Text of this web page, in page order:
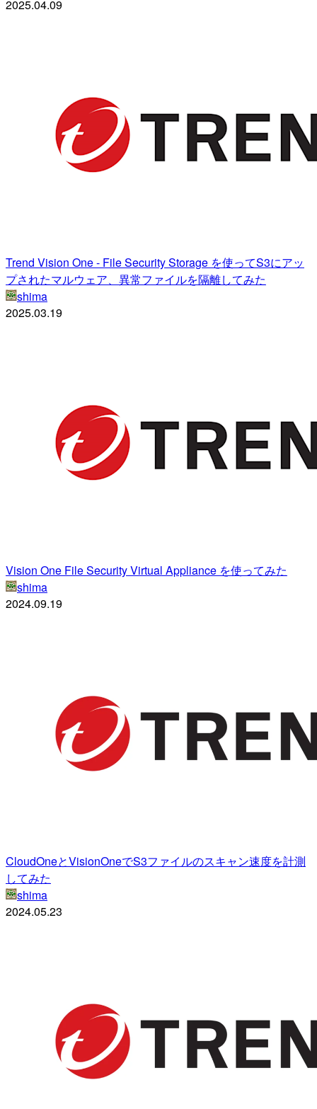
2025.04.09
Trend Vision One - File Security Storage を使ってS3にアッ
プされたマルウェア、異常ファイルを隔離してみた
shima
2025.03.19
Vision One File Security Virtual Appliance を使ってみた
shima
2024.09.19
CloudOneとVisionOneでS3ファイルのスキャン速度を計測
してみた
shima
2024.05.23